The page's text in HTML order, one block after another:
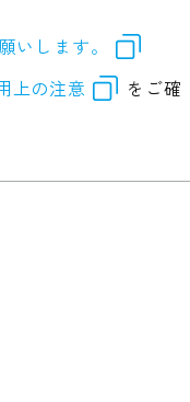
いします。
上の注意
をご確